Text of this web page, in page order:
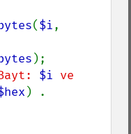
($i
);
$i ve